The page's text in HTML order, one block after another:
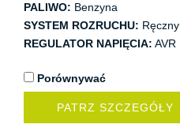
PALIWO: Benzyna
SYSTEM ROZRUCHU: Ręczny
REGULATOR NAPIĘCIA: AVR
Porównywać
PATRZ SZCZEGÓŁY